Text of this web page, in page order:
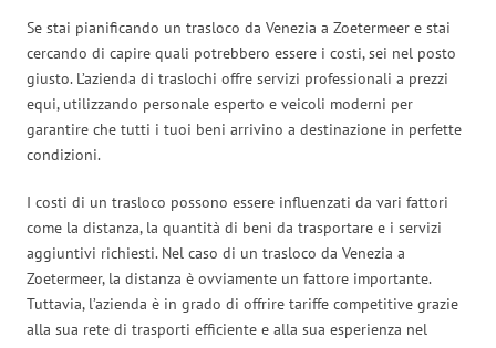
Se stai pianificando un trasloco da Venezia a Zoetermeer e stai
cercando di capire quali potrebbero essere i costi, sei nel posto
giusto. L’azienda di traslochi offre servizi professionali a prezzi
equi, utilizzando personale esperto e veicoli moderni per
garantire che tutti i tuoi beni arrivino a destinazione in perfette
condizioni.
I costi di un trasloco possono essere influenzati da vari fattori
come la distanza, la quantità di beni da trasportare e i servizi
aggiuntivi richiesti. Nel caso di un trasloco da Venezia a
Zoetermeer, la distanza è ovviamente un fattore importante.
Tuttavia, l’azienda è in grado di offrire tariffe competitive grazie
alla sua rete di trasporti efficiente e alla sua esperienza nel